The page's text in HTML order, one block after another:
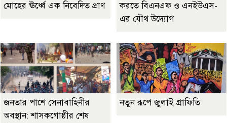
মোহের ঊর্ধ্বে এক নিবেদিত প্রাণ
করতে বিএনএফ ও এনইউএস-
এর যৌথ উদ্যোগ
জনতার পাশে সেনাবাহিনীর
অবস্থান: শাসকগোষ্ঠীর শেষ
নতুন রূপে জুলাই গ্রাফিতি